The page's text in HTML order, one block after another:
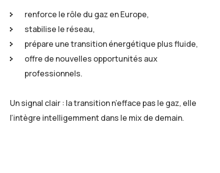
renforce le rôle du gaz en Europe,
stabilise le réseau,
prépare une transition énergétique plus fluide,
offre de nouvelles opportunités aux
professionnels.
Un signal clair : la transition n’efface pas le gaz, elle
l’intègre intelligemment dans le mix de demain.